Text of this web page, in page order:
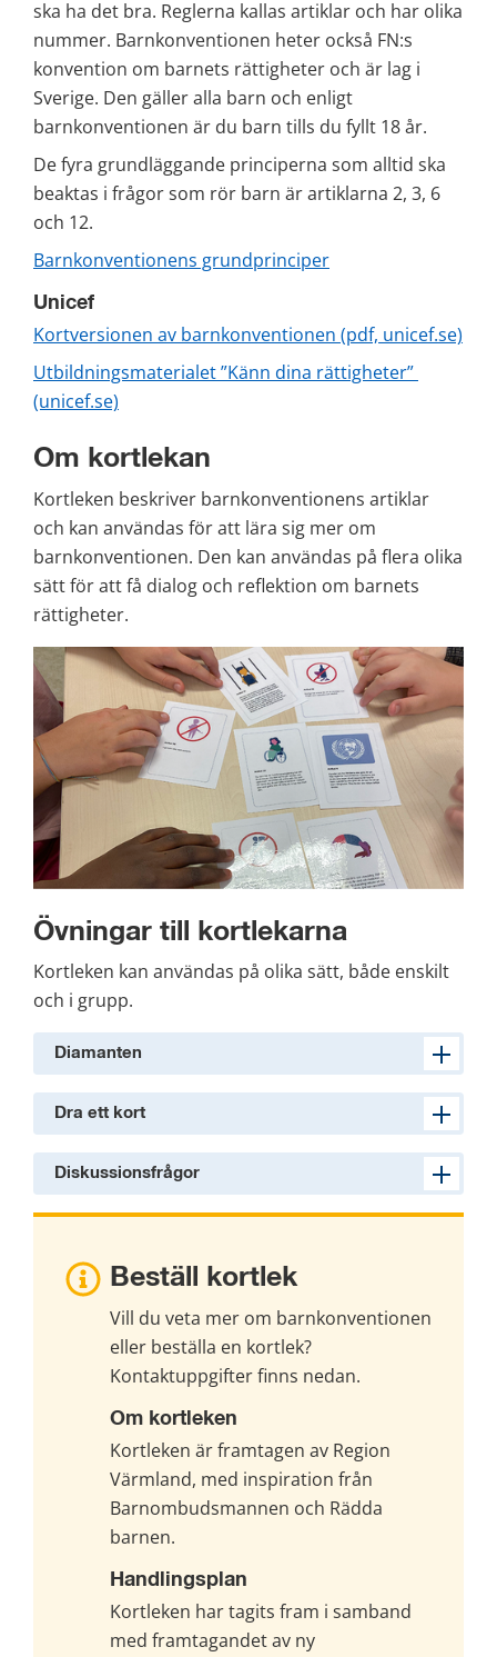
ska ha det bra. Reglerna kallas artiklar och har olika
nummer. Barnkonventionen heter också FN:s
konvention om barnets rättigheter och är lag i
Sverige. Den gäller alla barn och enligt
barnkonventionen är du barn tills du fyllt 18 år.
De fyra grundläggande principerna som alltid ska
beaktas i frågor som rör barn är artiklarna 2, 3, 6
och 12.
Barnkonventionens grundprinciper
Unicef
Kortversionen av barnkonventionen (pdf, unicef.se)
Utbildningsmaterialet ”Känn dina rättigheter”
(unicef.se)
Om kortlekan
Kortleken beskriver barnkonventionens artiklar
och kan användas för att lära sig mer om
barnkonventionen. Den kan användas på flera olika
sätt för att få dialog och reflektion om barnets
rättigheter.
Övningar till kortlekarna
Kortleken kan användas på olika sätt, både enskilt
och i grupp.
Diamanten
Dra ett kort
Diskussionsfrågor
Beställ kortlek
Vill du veta mer om barnkonventionen
eller beställa en kortlek?
Kontaktuppgifter finns nedan.
Om kortleken
Kortleken är framtagen av Region
Värmland, med inspiration från
Barnombudsmannen och Rädda
barnen.
Handlingsplan
Kortleken har tagits fram i samband
med framtagandet av ny